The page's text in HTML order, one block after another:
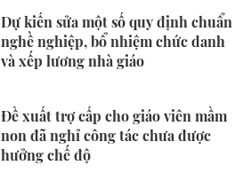
Dự kiến sửa một số quy định chuẩn
nghề nghiệp, bổ nhiệm chức danh
và xếp lương nhà giáo
Đề xuất trợ cấp cho giáo viên mầm
non đã nghỉ công tác chưa được
hưởng chế độ